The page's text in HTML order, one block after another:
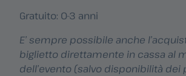
Gratuito: 0-3 anni
E’ sempre possibile anche
biglietto direttamente in cassa al
dell’evento (salvo disponibilità dei